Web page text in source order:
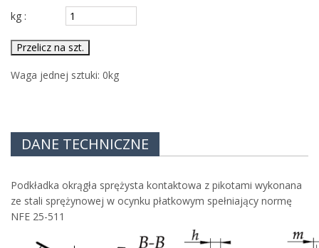
kg :
Przelicz na szt.
Waga jednej sztuki: 0kg
DANE TECHNICZNE
Podkładka okrągła sprężysta kontaktowa z pikotami wykonana
ze stali sprężynowej w ocynku płatkowym spełniający normę
NFE 25-511